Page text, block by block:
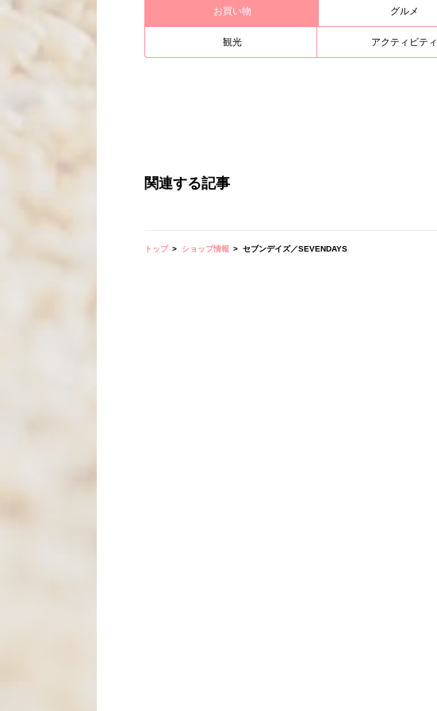
お買い物 グルメ
観光 アクティビティ
関連する記事
トップ ショップ情報 セブンデイズ／SEVENDAYS